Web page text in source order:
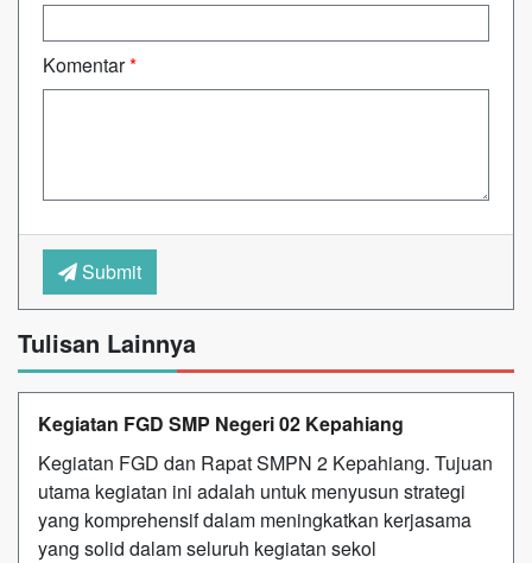
Komentar*
Submit
Tulisan Lainnya
Kegiatan FGD SMP Negeri 02 Kepahiang
Kegiatan FGD dan Rapat SMPN 2 Kepahiang. Tujuan
utama kegiatan ini adalah untuk menyusun strategi
yang komprehensif dalam meningkatkan kerjasama
yang solid dalam seluruh kegiatan sekol